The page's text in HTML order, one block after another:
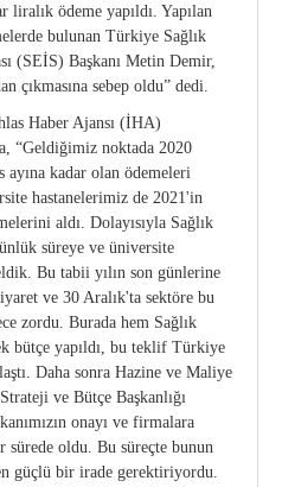
ödeme yapıldı. Yapılan
bulunan Türkiye Sağlık
(SEİS) Başkanı Metin Demir,
çıkmasına sebep oldu” dedi.
Haber Ajansı (İHA)
“Geldiğimiz noktada 2020
ayına kadar olan ödemeleri
hastanelerimiz de 2021'in
aldı. Dolayısıyla Sağlık
süreye ve üniversite
Bu tabii yılın son günlerine
ve 30 Aralık'ta sektöre bu
zordu. Burada hem Sağlık
bütçe yapıldı, bu teklif Türkiye
Daha sonra Hazine ve Maliye
ve Bütçe Başkanlığı
onayı ve firmalara
oldu. Bu süreçte bunun
güçlü bir irade gerektiriyordu.
Yönetmelik
Getireceği